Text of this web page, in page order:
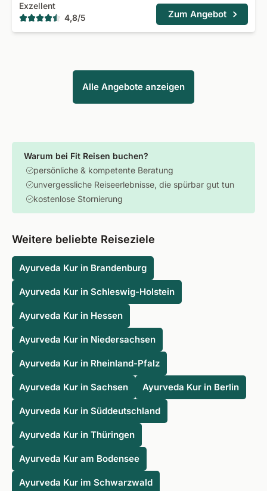
Exzellent
4,8/5 Zum Angebot
Alle Angebote anzeigen
Warum bei Fit Reisen buchen?
persönliche & kompetente Beratung
unvergessliche Reiseerlebnisse, die spürbar gut tun
kostenlose Stornierung
Weitere beliebte Reiseziele
Ayurveda Kur in Brandenburg
Ayurveda Kur in Schleswig-Holstein
Ayurveda Kur in Hessen
Ayurveda Kur in Niedersachsen
Ayurveda Kur in Rheinland-Pfalz
Ayurveda Kur in Sachsen Ayurveda Kur in Berlin
Ayurveda Kur in Süddeutschland
Ayurveda Kur in Thüringen
Ayurveda Kur am Bodensee
Ayurveda Kur im Schwarzwald